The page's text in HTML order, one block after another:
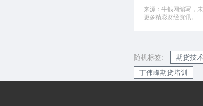
来源：牛钱网编写，
更多精彩财经资讯。
随机标签: 期货技
丁伟峰期货培训